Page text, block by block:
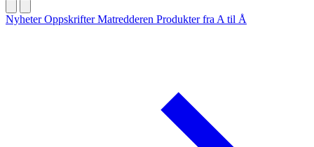
NyheterOppskrifterMatredderen Produkter fra A til Å